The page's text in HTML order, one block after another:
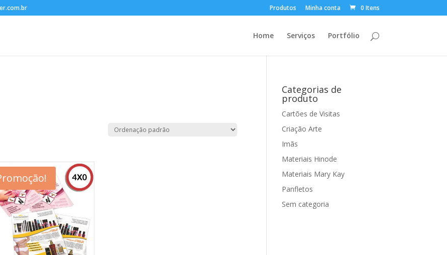
Produtos Minha conta 0 Itens
Home Serviços Portfólio
Categorias de
produto
Cartões de Visitas
Criação Arte
Imãs
Materiais Hinode
Materiais Mary Kay
Panfletos
Sem categoria